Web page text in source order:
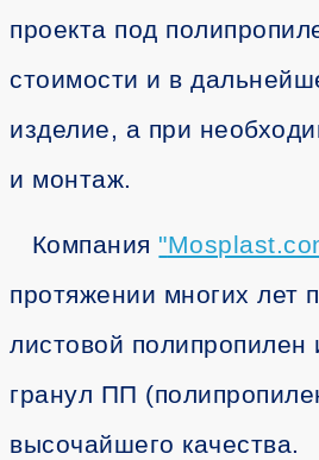
проекта под
стоимости и в
изделие, а при
и монтаж.
Компания "
протяжении многих лет
листовой полипропилен
гранул ПП
высочайшего качества.